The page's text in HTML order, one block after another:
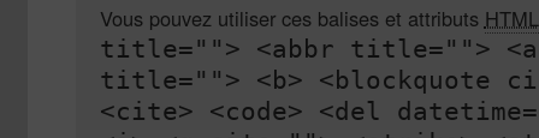
Vous pouvez utiliser ces balises et attributs HTML
title=""> <abbr title="">
title=""> <b> <blockquote
<cite> <code> <del